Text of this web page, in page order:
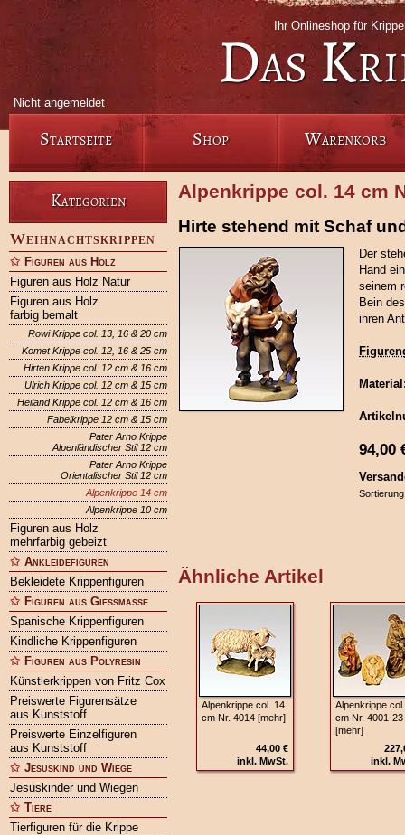
Ihr Onlineshop für
Das
Nicht angemeldet
Startseite Shop Warenkorb
Kategorien
Weihnachtskrippen
Figuren aus Holz
Figuren aus Holz Natur
Figuren aus Holz
farbig bemalt
Rowi Krippe col. 13, 16 & 20 cm
Komet Krippe col. 12, 16 & 25 cm
Hirten Krippe col. 12 cm & 16 cm
Ulrich Krippe col. 12 cm & 15 cm
Heiland Krippe col. 12 cm & 16 cm
Fabelkrippe 12 cm & 15 cm
Pater Arno Krippe
Alpenländischer Stil 12 cm
Pater Arno Krippe
Orientalischer Stil 12 cm
Alpenkrippe 14 cm
Alpenkrippe 10 cm
Figuren aus Holz
mehrfarbig gebeizt
Ankleidefiguren
Bekleidete Krippenfiguren
Figuren aus Gießmasse
Spanische Krippenfiguren
Kindliche Krippenfiguren
Figuren aus Polyresin
Künstlerkrippen von Fritz Cox
Preiswerte Figurensätze
aus Kunststoff
Preiswerte Einzelfiguren
aus Kunststoff
Jesuskind und Wiege
Jesuskinder und Wiegen
Tiere
Tierfiguren für die Krippe
Alpenkrippe col. 14 cm
Hirte stehend mit Schaf
Der
Hand
seinem
Bein
ihren
94,00
Ähnliche Artikel
Alpenkrippe col. 14
cm Nr. 4014 [mehr]
44,00 €
inkl. MwSt.
Alpenkrippe
cm Nr. 4001-23
[mehr]
inkl.